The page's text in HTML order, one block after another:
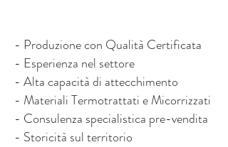
- Produzione con Qualità Certificata
- Esperienza nel settore
- Alta capacità di attecchimento
- Materiali Termotrattati e Micorrizzati
- Consulenza specialistica pre-vendita
- Storicità sul territorio